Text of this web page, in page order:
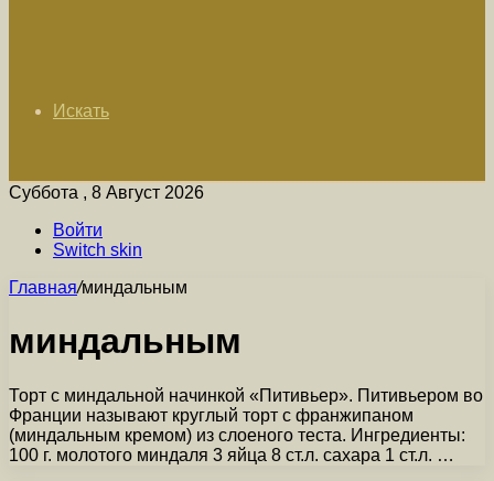
Искать
Суббота , 8 Август 2026
Войти
Switch skin
Главная/миндальным
миндальным
Торт с миндальной начинкой «Питивьер». Питивьером во
Франции называют круглый торт с франжипаном
(миндальным кремом) из слоеного теста. Ингредиенты:
100 г. молотого миндаля 3 яйца 8 ст.л. сахара 1 ст.л. …